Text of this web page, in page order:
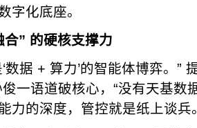
字化底座。
” 的硬核支撑力
数据 + 算力’的智能体博弈。”
一语道破核心，“没有天基数
力的深度，管控就是纸上谈兵